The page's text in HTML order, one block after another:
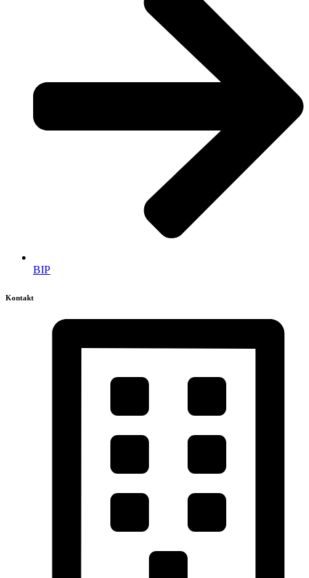
BIP
Kontakt